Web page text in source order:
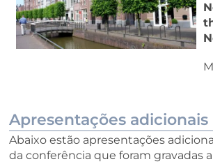
Apresentações adicionais
Abaixo estão apresentações
da conferência que foram gravadas